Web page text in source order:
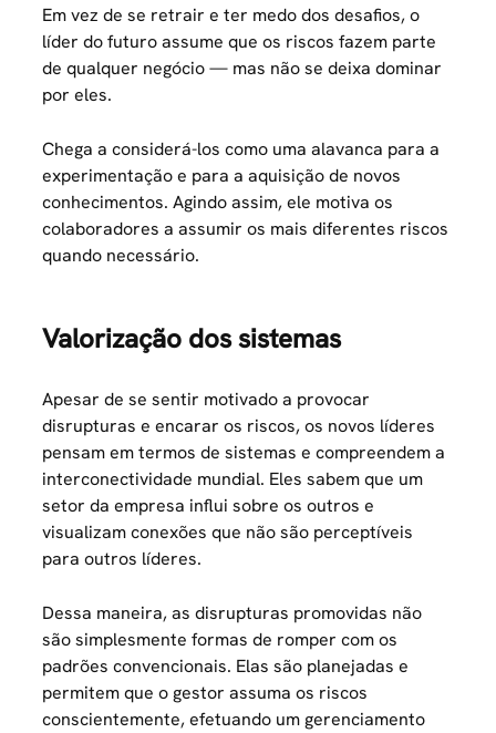
Em vez de se retrair e ter medo dos desafios, o
líder do futuro assume que os riscos fazem parte
de qualquer negócio — mas não se deixa dominar
por eles.
Chega a considerá-los como uma alavanca para a
experimentação e para a aquisição de novos
conhecimentos. Agindo assim, ele motiva os
colaboradores a assumir os mais diferentes riscos
quando necessário.
Valorização dos sistemas
Apesar de se sentir motivado a provocar
disrupturas e encarar os riscos, os novos líderes
pensam em termos de sistemas e compreendem a
interconectividade mundial. Eles sabem que um
setor da empresa influi sobre os outros e
visualizam conexões que não são perceptíveis
para outros líderes.
Dessa maneira, as disrupturas promovidas não
são simplesmente formas de romper com os
padrões convencionais. Elas são planejadas e
permitem que o gestor assuma os riscos
conscientemente, efetuando um gerenciamento